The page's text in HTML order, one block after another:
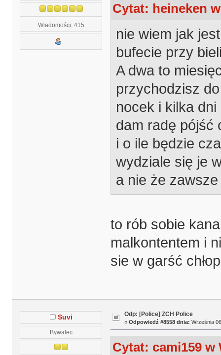
Wiadomości: 415
Cytat: heineken
nie wiem jak
bufecie przy
A dwa to
przychodzisz
nocek i kilka
dam radę pójść
i o ile będzie
wydziale się je
a nie że
to rób sobie
malkontentem i
sie w garść
Suvi
Bywalec
Odp: [Police] ZCH Police
« Odpowiedź #8558 dnia: Września
Cytat: cami159 w